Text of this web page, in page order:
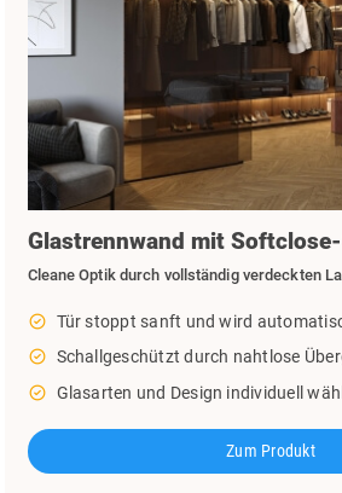
Glastrennwand mit
Cleane Optik durch vollständig verdeckten
check_circle_outline Tür stoppt sanft und wird
check_circle_outline Schallgeschützt durch nahtlose
check_circle_outline Glasarten und Design individuell
Zum Produkt